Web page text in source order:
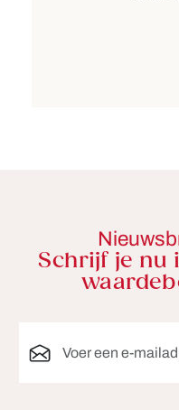
Schrijf je nu